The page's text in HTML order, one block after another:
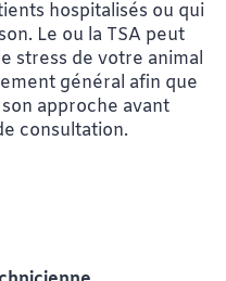
hospitalisés ou qui
Le ou la TSA peut
stress de votre animal
général afin que
approche avant
consultation.